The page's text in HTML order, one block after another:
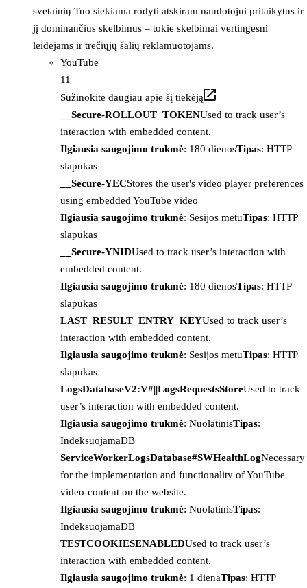
svetainių Tuo siekiama rodyti atskiram naudotojui pritaikytus ir
jį dominančius skelbimus – tokie skelbimai vertingesni
leidėjams ir trečiųjų šalių reklamuotojams.
YouTube
11
Sužinokite daugiau apie šį tiekėją
__Secure-ROLLOUT_TOKENUsed to track user’s
interaction with embedded content.
Ilgiausia saugojimo trukmė: 180 dienosTipas: HTTP
slapukas
__Secure-YECStores the user's video player preferences
using embedded YouTube video
Ilgiausia saugojimo trukmė: Sesijos metuTipas: HTTP
slapukas
__Secure-YNIDUsed to track user’s interaction with
embedded content.
Ilgiausia saugojimo trukmė: 180 dienosTipas: HTTP
slapukas
LAST_RESULT_ENTRY_KEYUsed to track user’s
interaction with embedded content.
Ilgiausia saugojimo trukmė: Sesijos metuTipas: HTTP
slapukas
LogsDatabaseV2:V#||LogsRequestsStoreUsed to track
user’s interaction with embedded content.
Ilgiausia saugojimo trukmė: NuolatinisTipas:
IndeksuojamaDB
ServiceWorkerLogsDatabase#SWHealthLogNecessary
for the implementation and functionality of YouTube
video-content on the website.
Ilgiausia saugojimo trukmė: NuolatinisTipas:
IndeksuojamaDB
TESTCOOKIESENABLEDUsed to track user’s
interaction with embedded content.
Ilgiausia saugojimo trukmė: 1 dienaTipas: HTTP